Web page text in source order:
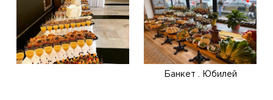
Банкет . Юбилей